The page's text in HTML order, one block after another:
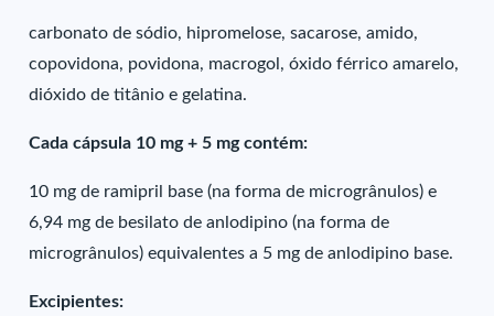
carbonato de sódio, hipromelose, sacarose, amido,
copovidona, povidona, macrogol, óxido férrico amarelo,
dióxido de titânio e gelatina.
Cada cápsula 10 mg + 5 mg contém:
10 mg de ramipril base (na forma de microgrânulos) e
6,94 mg de besilato de anlodipino (na forma de
microgrânulos) equivalentes a 5 mg de anlodipino base.
Excipientes: